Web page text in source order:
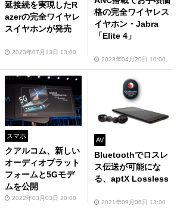
延接続を実現したR
azerの完全ワイヤレ
スイヤホンが発売
2023年07月13日 13:00
格の完全ワイヤレス
イヤホン・Jabra
「Elite 4」
2023年04月20日 10:00
スマホ
クアルコム、新しい
オーディオプラット
フォームと5Gモデ
ムを公開
2022年03月03日 20:00
AV
Bluetoothでロスレ
ス伝送が可能にな
る、aptX Lossless
2021年09月06日 13:00